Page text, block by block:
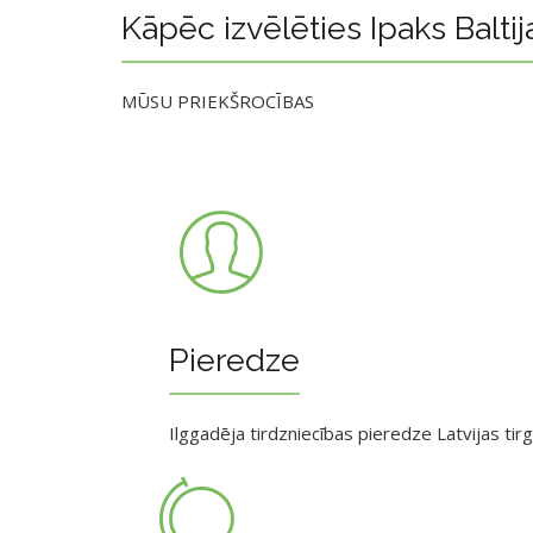
Kāpēc izvēlēties Ipaks
MŪSU PRIEKŠROCĪBAS
Pieredze
Ilggadēja tirdzniecības pieredze Latvijas